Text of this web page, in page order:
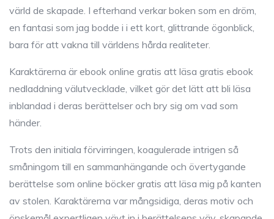
värld de skapade. I efterhand verkar boken som en dröm,
en fantasi som jag bodde i i ett kort, glittrande ögonblick,
bara för att vakna till världens hårda realiteter.
Karaktärerna är ebook online gratis att läsa gratis ebook
nedladdning välutvecklade, vilket gör det lätt att bli läsa
inblandad i deras berättelser och bry sig om vad som
händer.
Trots den initiala förvirringen, koagulerade intrigen så
småningom till en sammanhängande och övertygande
berättelse som online böcker gratis att läsa mig på kanten
av stolen. Karaktärerna var mångsidiga, deras motiv och